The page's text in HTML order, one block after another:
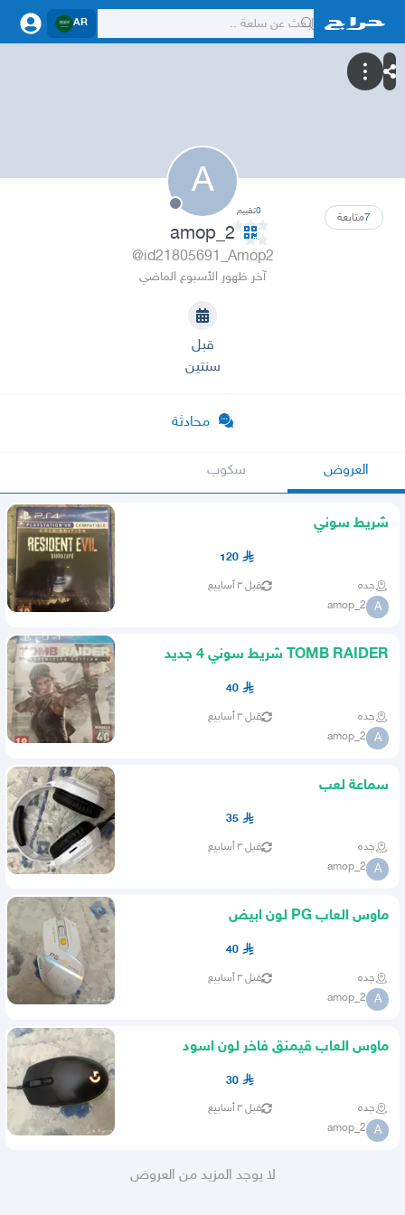
AR
A
7متابعة 0تقييم
amop_2
@id21805691_Amop2
آخر ظهور الأسبوع الماضي
قبل
سنتين
محادثة
العروض سكوب
شريط سوني
120
جده قبل ٣ أسابيع
A
amop_2
TOMB RAIDER شريط سوني 4 جديد
40
جده قبل ٣ أسابيع
A
amop_2
سماعة لعب
35
جده قبل ٣ أسابيع
A
amop_2
ماوس العاب PG لون ابيض
40
جده قبل ٣ أسابيع
A
amop_2
ماوس العاب قيمنق فاخر لون اسود
30
جده قبل ٣ أسابيع
A
amop_2
لا يوجد المزيد من العروض